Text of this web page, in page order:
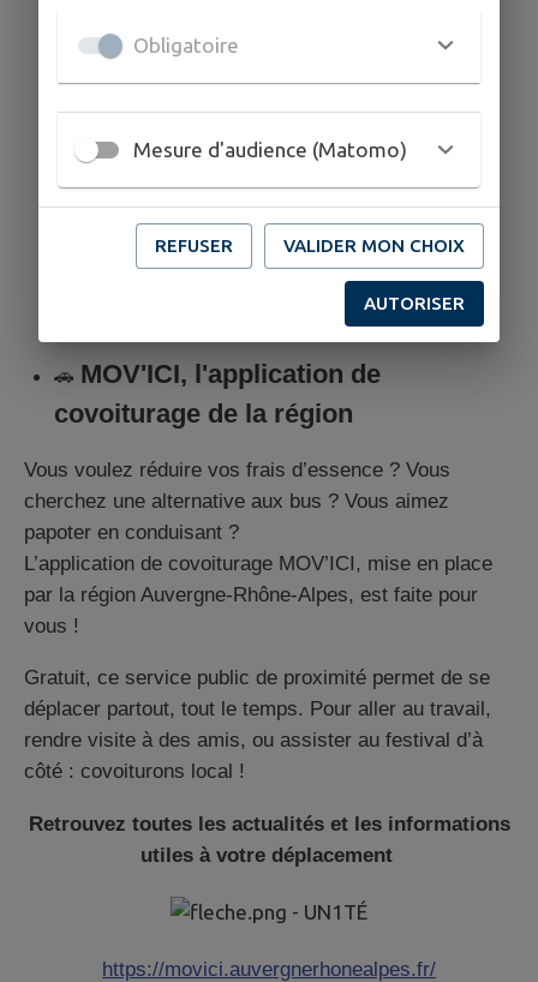
🚗 MOV'ICI, l'application de
covoiturage de la région
Vous voulez réduire vos frais d’essence ? Vous
cherchez une alternative aux bus ? Vous aimez
papoter en conduisant ?
L’application de covoiturage MOV’ICI, mise en place
par la région Auvergne-Rhône-Alpes, est faite pour
vous !
Gratuit, ce service public de proximité permet de se
déplacer partout, tout le temps. Pour aller au travail,
rendre visite à des amis, ou assister au festival d’à
côté : covoiturons local !
Retrouvez toutes les actualités et les informations
utiles à votre déplacement
https://movici.auvergnerhonealpes.fr/
Obligatoire
Mesure d'audience (Matomo)
REFUSER VALIDER MON CHOIX
AUTORISER